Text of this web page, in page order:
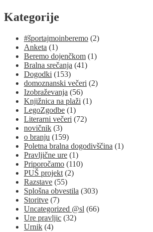
Kategorije
#športajmoinberemo (2)
Anketa (1)
Beremo dojenčkom (1)
Bralna srečanja (41)
Dogodki (153)
domoznanski večeri (2)
Izobraževanja (56)
Knjižnica na plaži (1)
LegoZgodbe (1)
Literarni večeri (72)
novičnik (3)
o branju (159)
Poletna bralna dogodivščina (1)
Pravljične ure (1)
Priporočamo (110)
PUŠ projekt (2)
Razstave (55)
Splošna obvestila (303)
Storitve (7)
Uncategorized @sl (66)
Ure pravljic (32)
Urnik (4)